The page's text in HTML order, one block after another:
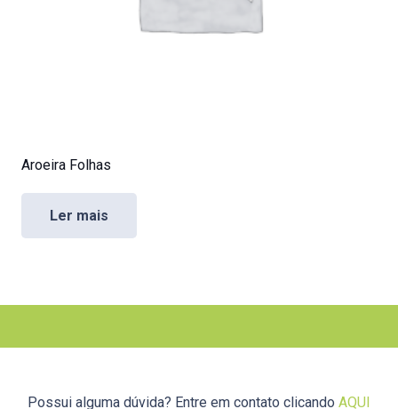
Aroeira Folhas
Ler mais
Possui alguma dúvida? Entre em contato clicando AQUI